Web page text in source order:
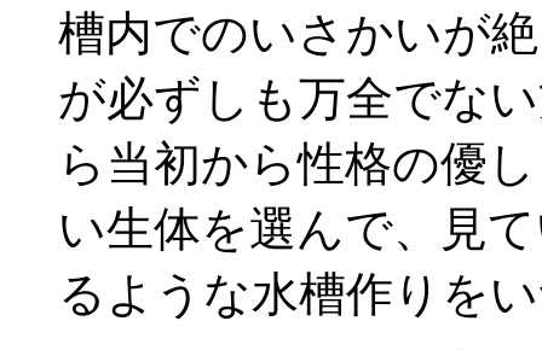
槽内でのいさかいが
が必ずしも万全でな
ら当初から性格の優
い生体を選んで、見
るような水槽作りを